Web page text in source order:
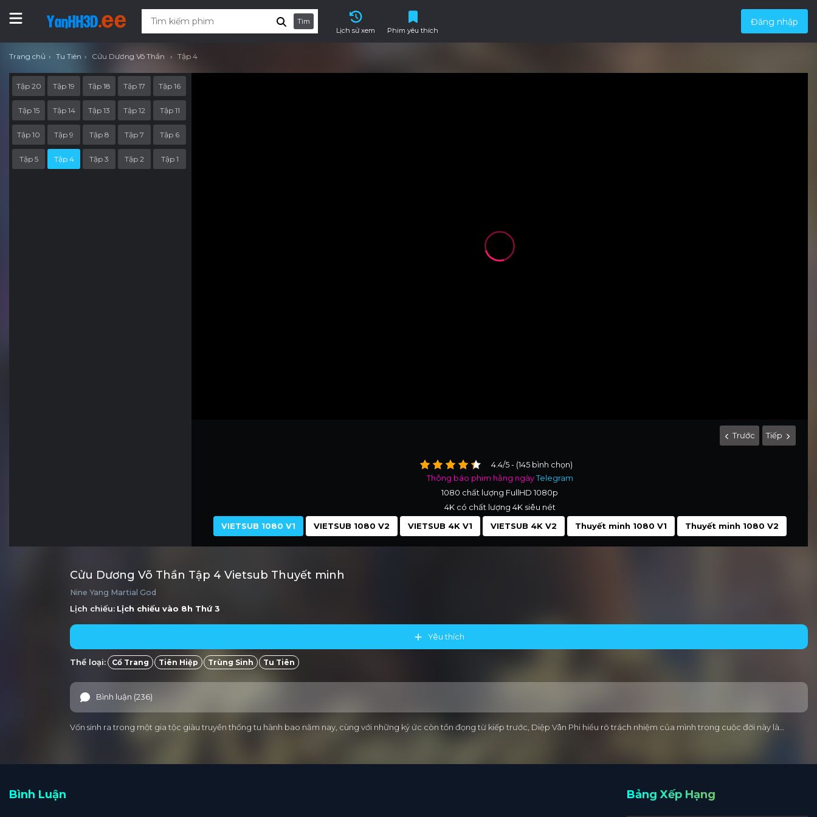
Tìm
Lịch sử xem
Phim yêu thích
Đăng nhập
Trang chủ Tu Tiên Cửu Dương Võ Thần Tập 4
Trước Tiếp
4.4/5 - (145 bình chọn)
Thông báo phim hằng ngàyTelegram
1080 chất lượng FullHD 1080p
4K có chất lượng 4K siêu nét
VIETSUB 1080 V1
VIETSUB 1080 V2 VIETSUB 4K V1 VIETSUB 4K V2 Thuyết minh 1080 V1 Thuyết minh 1080 V2
Tập 20 Tập 19 Tập 18 Tập 17 Tập 16
Tập 15 Tập 14 Tập 13 Tập 12 Tập 11
Tập 10 Tập 9 Tập 8 Tập 7 Tập 6
Tập 5 Tập 4 Tập 3 Tập 2 Tập 1
Cửu Dương Võ Thần Tập 4 Vietsub Thuyết minh
Nine Yang Martial God
Lịch chiếu: Lịch chiếu vào 8h Thứ 3
Yêu thích
Thể loại: Cổ Trang Tiên Hiệp Trùng Sinh Tu Tiên
Bình luận (236)
Vốn sinh ra trong một gia tộc giàu truyền thống tu hành bao năm nay, cùng với những ký ức còn tồn đọng từ kiếp trước, Diệp Vân Phi hiểu rõ trách nhiệm của mình trong cuộc đời này là…
Bình Luận Bảng Xếp Hạng